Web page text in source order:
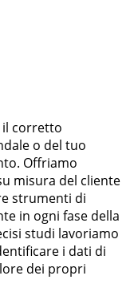
il corretto
o del tuo
Offriamo
misura del cliente
strumenti di
in ogni fase della
studi lavoriamo
i dati di
dei propri